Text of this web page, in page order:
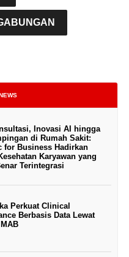
Inovasi AI hingga
di Rumah Sakit:
for Business Hadirkan
Karyawan yang
Terintegrasi
Perkuat Clinical
Berbasis Data Lewat